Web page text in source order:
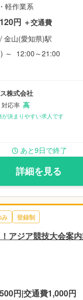
軽作業系
円 ＋交通費
/ 金山(愛知県)駅
～ 12:00～21:00
株式会社
対応率 高
決まりやすい求人です
あと9日で終了
詳細を見る
み 登録制
アジア競技大会案
円|交通費1,000円